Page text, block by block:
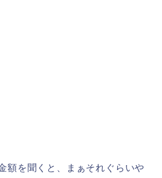
額を聞くと、まぁそれぐらいや